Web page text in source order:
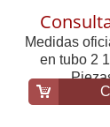
Medidas
en tubo 2